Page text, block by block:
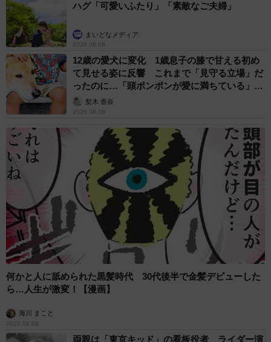
ハグ「可愛いふたり」「素敵なご夫婦」
まいどなメディア
2026.08.08
12歳の愛犬に変化 1歳息子の膝で甘える初め
て見せる姿に反響 これまで「見守る立場」だ
ったのに…「頭ポンポンが愛に満ちている」
「尊…」
梨木 香奈
2026.08.08
何かと人に舐められた黒髪時代 30代後半で金髪デビューした
ら…人生が激変！【漫画】
海川 まこと
2026.08.08
両親は「東京キッド」の看板役者 ライダー演